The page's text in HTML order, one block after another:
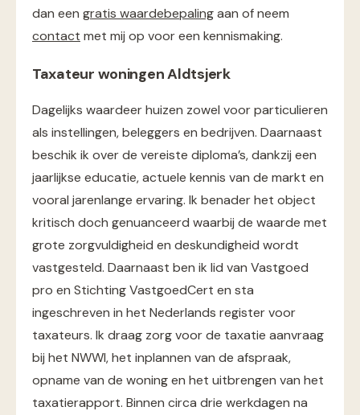
dan een gratis waardebepalingaan of neem
contact met mij op voor een kennismaking.
Taxateur woningen Aldtsjerk
Dagelijks waardeer huizen zowel voor particulieren
als instellingen, beleggers en bedrijven. Daarnaast
beschik ik over de vereiste diploma’s, dankzij een
jaarlijkse educatie, actuele kennis van de markt en
vooral jarenlange ervaring. Ik benader het object
kritisch doch genuanceerd waarbij de waarde met
grote zorgvuldigheid en deskundigheid wordt
vastgesteld. Daarnaast ben ik lid van Vastgoed
pro en Stichting VastgoedCert en sta
ingeschreven in het Nederlands register voor
taxateurs. Ik draag zorg voor de taxatie aanvraag
bij het NWWI, het inplannen van de afspraak,
opname van de woning en het uitbrengen van het
taxatierapport. Binnen circa drie werkdagen na